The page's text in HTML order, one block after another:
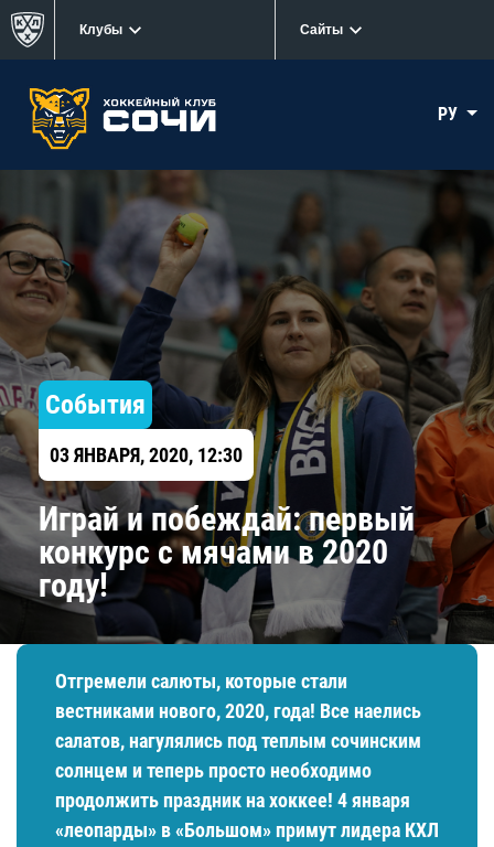
Клубы Сайты
РУ
События
03 ЯНВАРЯ, 2020, 12:30
Играй и побеждай: первый
конкурс с мячами в 2020
году!
Отгремели салюты, которые стали
вестниками нового, 2020, года! Все наелись
салатов, нагулялись под теплым сочинским
солнцем и теперь просто необходимо
продолжить праздник на хоккее! 4 января
«леопарды» в «Большом» примут лидера КХЛ